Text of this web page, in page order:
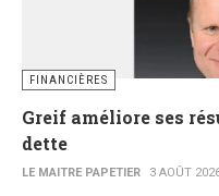
FINANCIÈRES
Greif améliore ses
dette
LE MAITRE PAPETIER 3 AOÛT